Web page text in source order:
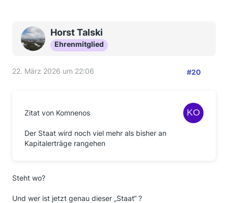
Horst Talski
Ehrenmitglied
22. März 2026 um 22:06 #20
Zitat von Komnenos
Der Staat wird noch viel mehr als bisher an
Kapitalerträge rangehen
Steht wo?
Und wer ist jetzt genau dieser „Staat“ ?